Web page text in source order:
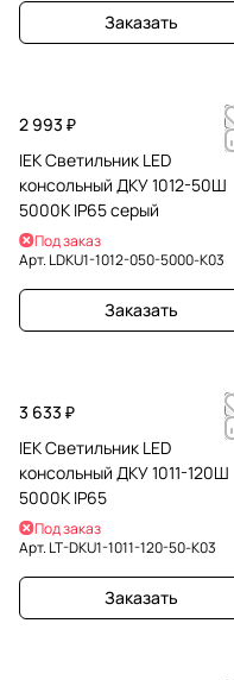
Заказать
2 993 ₽
IEK Светильник LED
консольный ДКУ 1012-50Ш
5000К IP65 серый
Под заказ
Арт. LDKU1-1012-050-5000-K03
Заказать
3 633 ₽
IEK Светильник LED
консольный ДКУ 1011-120Ш
5000К IP65
Под заказ
Арт. LT-DKU1-1011-120-50-K03
Заказать